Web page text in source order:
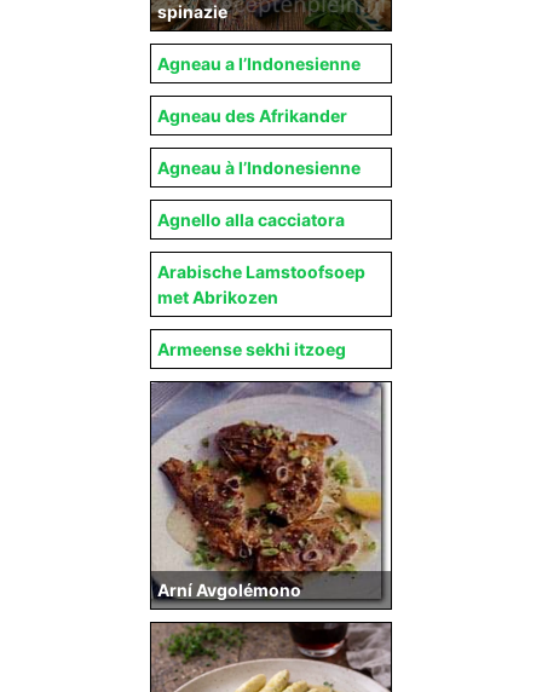
spinazie
Agneau à l’Indonesienne
Agneau a l’Indonesienne
Agneau des Afrikander
Agnello alla cacciatora
Arabische Lamstoofsoep
met Abrikozen
Armeense sekhi itzoeg
Arní Avgolémono